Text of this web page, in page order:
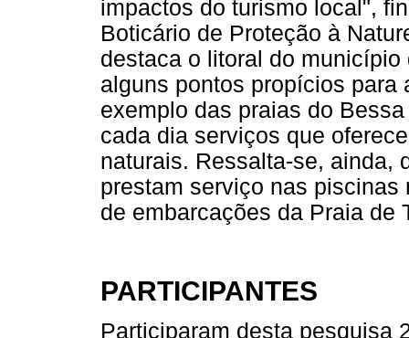
impactos do turismo local",
Boticário de Proteção à
destaca o litoral do
alguns pontos propícios para
exemplo das praias do
cada dia serviços que
naturais. Ressalta-se, ainda,
prestam serviço nas
de embarcações da Praia de
PARTICIPANTES
Participaram desta pesquisa